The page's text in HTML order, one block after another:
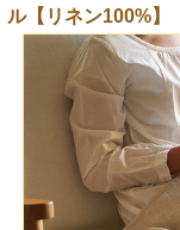
ル【リネン100%】